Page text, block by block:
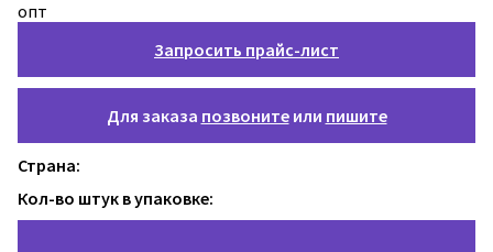
Запросить прайс-лист
Для заказа позвонитеили пишите
Страна:
Кол-во штук в упаковке: